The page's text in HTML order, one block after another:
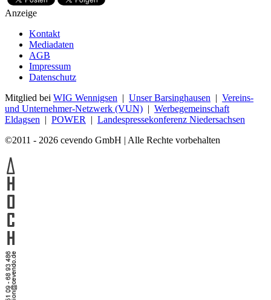
Anzeige
Kontakt
Mediadaten
AGB
Impressum
Datenschutz
Mitglied bei WIG Wennigsen | Unser Barsinghausen | Vereins-
und Unternehmer-Netzwerk (VUN) | Werbegemeinschaft
Eldagsen | POWER | Landespressekonferenz Niedersachsen
©2011 - 2026 cevendo GmbH | Alle Rechte vorbehalten